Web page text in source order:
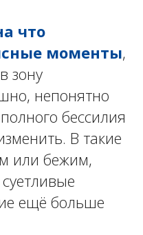
что
моменты,
зону
непонятно
бессилия
В такие
или бежим,
ещё больше